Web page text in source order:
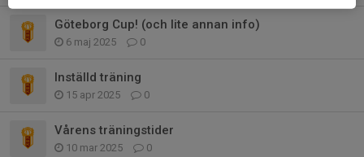
Göteborg Cup! (och lite annan info)
6 maj 2025 0
Inställd träning
15 apr 2025 0
Vårens träningstider
10 mar 2025 0